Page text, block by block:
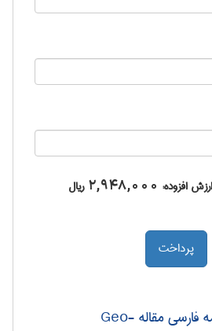
افزوده: 2,948,000 ریال
خرید ترجمه فارسی مقاله Geo-